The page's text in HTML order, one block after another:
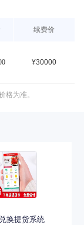
续费价
¥30000
格为准。
换提货系统